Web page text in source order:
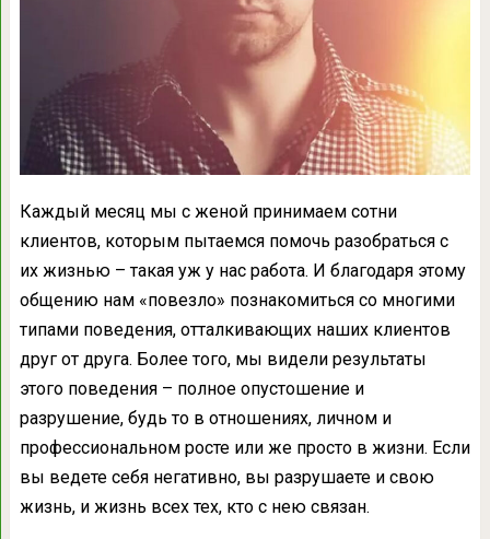
Каждый месяц мы с женой принимаем сотни
клиентов, которым пытаемся помочь разобраться с
их жизнью – такая уж у нас работа. И благодаря этому
общению нам «повезло» познакомиться со многими
типами поведения, отталкивающих наших клиентов
друг от друга. Более того, мы видели результаты
этого поведения – полное опустошение и
разрушение, будь то в отношениях, личном и
профессиональном росте или же просто в жизни. Если
вы ведете себя негативно, вы разрушаете и свою
жизнь, и жизнь всех тех, кто с нею связан.